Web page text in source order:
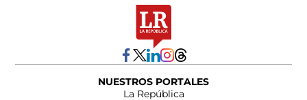
NUESTROS PORTALES
La República